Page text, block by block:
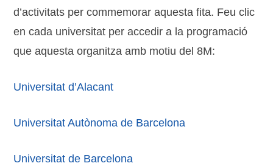
d’activitats per commemorar aquesta fita. Feu clic
en cada universitat per accedir a la programació
que aquesta organitza amb motiu del 8M:
Universitat d’Alacant
Universitat Autònoma de Barcelona
Universitat de Barcelona